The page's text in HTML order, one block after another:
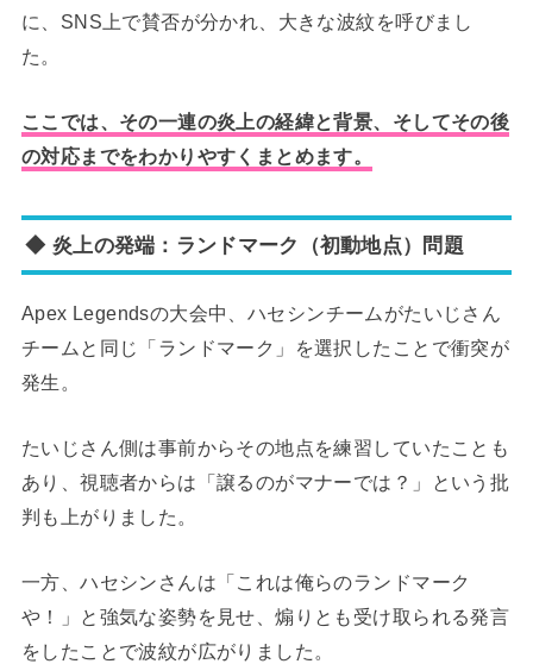
に、SNS上で賛否が分かれ、大きな波紋を呼びまし
た。
ここでは、その一連の炎上の経緯と背景、そしてその後
の対応までをわかりやすくまとめます。
◆ 炎上の発端：ランドマーク（初動地点）問題
Apex Legendsの大会中、ハセシンチームがたいじさん
チームと同じ「ランドマーク」を選択したことで衝突が
発生。
たいじさん側は事前からその地点を練習していたことも
あり、視聴者からは「譲るのがマナーでは？」という批
判も上がりました。
一方、ハセシンさんは「これは俺らのランドマーク
や！」と強気な姿勢を見せ、煽りとも受け取られる発言
をしたことで波紋が広がりました。